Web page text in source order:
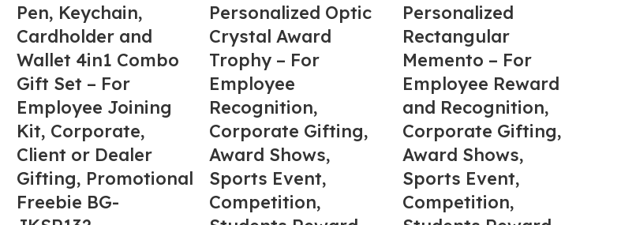
Pen, Keychain,
Cardholder and
Wallet 4in1 Combo
Gift Set – For
Employee Joining
Kit, Corporate,
Client or Dealer
Gifting, Promotional
Freebie BG-
Personalized Optic
Crystal Award
Trophy – For
Employee
Recognition,
Corporate Gifting,
Award Shows,
Sports Event,
Competition,
Personalized
Rectangular
Memento – For
Employee Reward
and Recognition,
Corporate Gifting,
Award Shows,
Sports Event,
Competition,